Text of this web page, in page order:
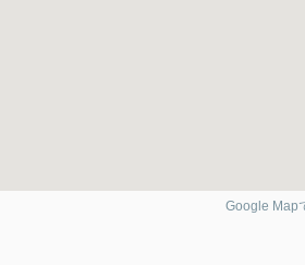
Google Map